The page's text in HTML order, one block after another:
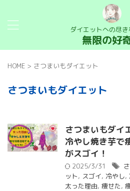
ダイエットへの尽
無限の好
HOME > さつまいもダイエット
さつまいもダイエット
さつまいもダイ
冷やし焼き芋で
がスゴイ！
2025/3/31
ット, スゴイ, 冷やし,
太った理由, 痩せた,